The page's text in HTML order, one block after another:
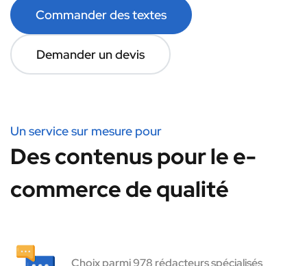
Commander des textes
Demander un devis
Un service sur mesure pour
Des contenus pour le e-
commerce de qualité
Choix parmi 978 rédacteurs spécialisés